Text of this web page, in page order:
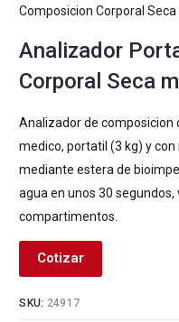
Composicion Corporal Seca
Analizador
Corporal Seca
Analizador de composicion
medico, portatil (3 kg) y
mediante estera de
agua en unos 30
compartimentos.
Cotizar
SKU: 24917